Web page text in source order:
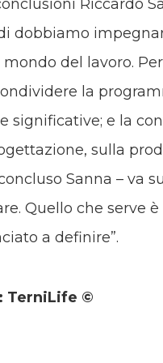
Riccardo
dobbiamo
mondo del lavoro.
la
significative; e la
sulla
Sanna – va
Quello che serve
a definire”.
TerniLife ©